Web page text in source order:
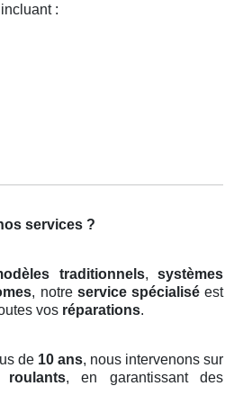
:
services ?
traditionnels, systèmes
, notre service spécialiséest
vos réparations.
de 10 ans, nous intervenons sur
roulants, en garantissant des